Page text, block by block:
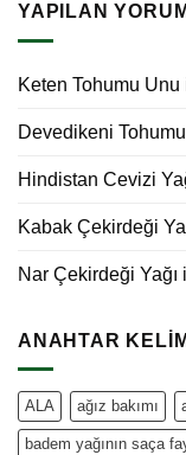
YAPILAN
Keten Tohumu Unu
Devedikeni Tohumu
Hindistan Cevizi
Kabak Çekirdeği
Nar Çekirdeği Yağı
ANAHTAR
ALA ağız bakımı
badem yağının saça